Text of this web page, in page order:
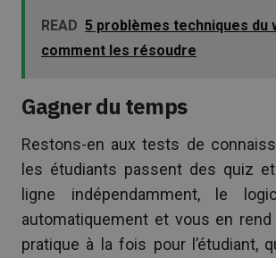
READ 5 problèmes techniques du
comment les résoudre
Gagner du temps
Restons-en aux tests de
les étudiants passent des quiz
ligne indépendamment, le
automatiquement et vous en rend
pratique à la fois pour l’étudiant,